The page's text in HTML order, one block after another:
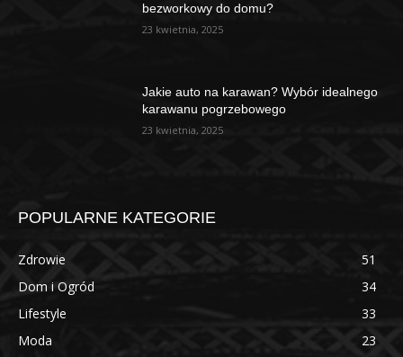
bezworkowy do domu?
23 kwietnia, 2025
Jakie auto na karawan? Wybór idealnego
karawanu pogrzebowego
23 kwietnia, 2025
POPULARNE KATEGORIE
Zdrowie
51
Dom i Ogród
34
Lifestyle
33
Moda
23